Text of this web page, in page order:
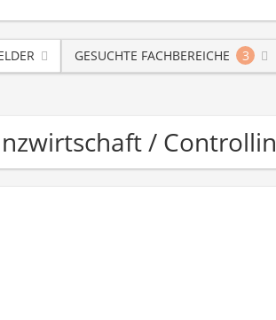
GESUCHTE FACHBEREICHE 3
/